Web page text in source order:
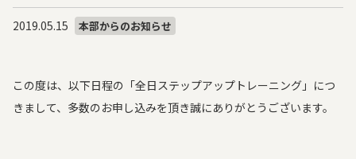
2019.05.15 本部からのお知らせ
この度は、以下日程の「全日ステップアップトレーニング」につ
きまして、多数のお申し込みを頂き誠にありがとうございます。